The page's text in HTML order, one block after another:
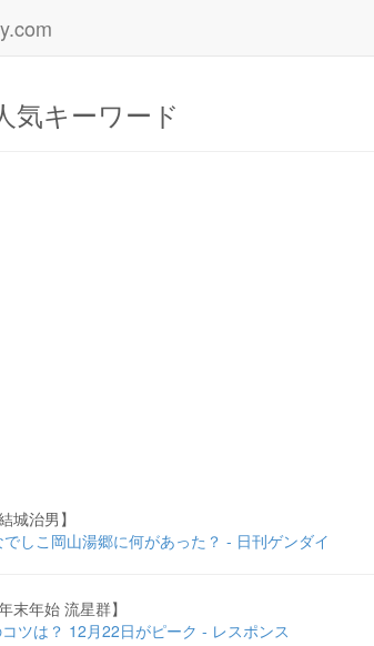
気キーワード
城治男】
しこ岡山湯郷に何があった？ - 日刊ゲンダイ
末年始 流星群】
ツは？ 12月22日がピーク - レスポンス